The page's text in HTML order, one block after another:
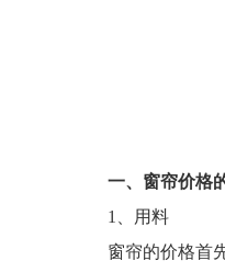
一、窗帘价格
1、用料
窗帘的价格首先